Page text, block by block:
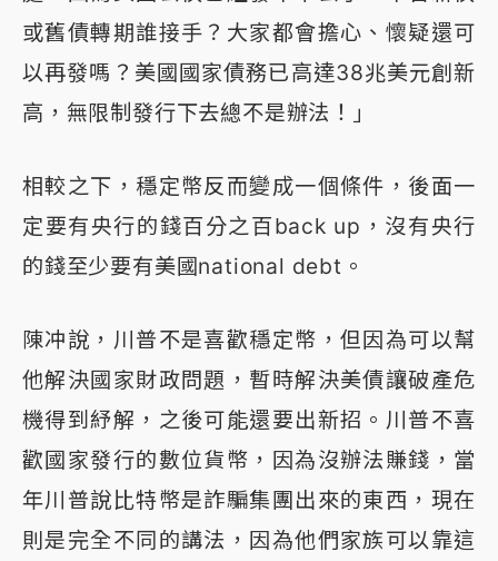
或舊債轉期誰接手？大家都會擔心、懷疑還可
以再發嗎？美國國家債務已高達38兆美元創新
高，無限制發行下去總不是辦法！」
相較之下，穩定幣反而變成一個條件，後面一
定要有央行的錢百分之百back up，沒有央行
的錢至少要有美國national debt。
陳冲說，川普不是喜歡穩定幣，但因為可以幫
他解決國家財政問題，暫時解決美債讓破產危
機得到紓解，之後可能還要出新招。川普不喜
歡國家發行的數位貨幣，因為沒辦法賺錢，當
年川普說比特幣是詐騙集團出來的東西，現在
則是完全不同的講法，因為他們家族可以靠這